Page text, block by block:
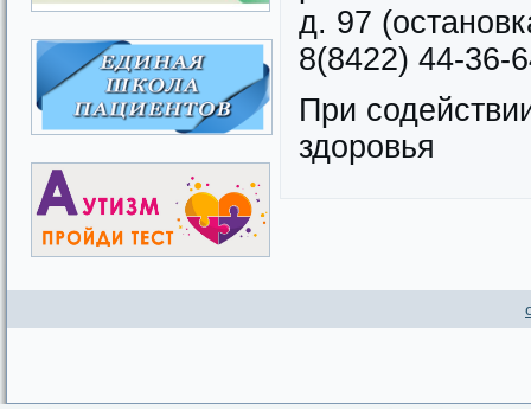
д. 97
8(8422) 44-36-
При
здоровья